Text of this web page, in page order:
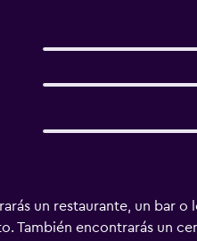
un restaurante, un bar
También encontrarás un